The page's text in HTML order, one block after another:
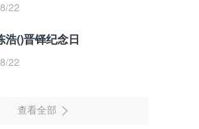
22
浩()晋铎纪念日
22